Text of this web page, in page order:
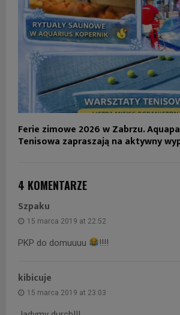
Ferie zimowe 2026 w Zabrzu.
Tenisowa zapraszają na aktywny
4 KOMENTARZE
Szpaku
15 marca 2019 at 22:52
PKP do domuuuu !!!!
kibicuje
15 marca 2019 at 23:03